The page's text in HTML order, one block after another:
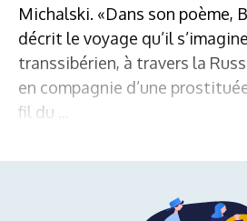
Michalski. «Dans son poème,
décrit le voyage qu’il
transsibérien, à travers la
en compagnie d’une
fil du ...